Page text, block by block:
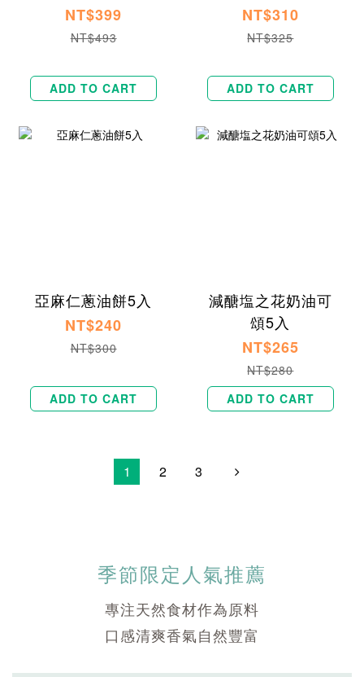
NT$399
NT$493
ADD TO CART
NT$310
NT$325
ADD TO CART
亞麻仁蔥油餅5入
NT$240
NT$300
ADD TO CART
減醣塩之花奶油可
頌5入
NT$265
NT$280
ADD TO CART
1 2 3
季節限定人氣推薦
專注天然食材作為原料
口感清爽香氣自然豐富